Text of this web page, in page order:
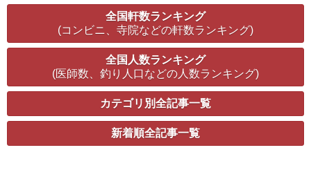
全国軒数ランキング
(コンビニ、寺院などの軒数ランキング)
全国人数ランキング
(医師数、釣り人口などの人数ランキング)
カテゴリ別全記事一覧
新着順全記事一覧